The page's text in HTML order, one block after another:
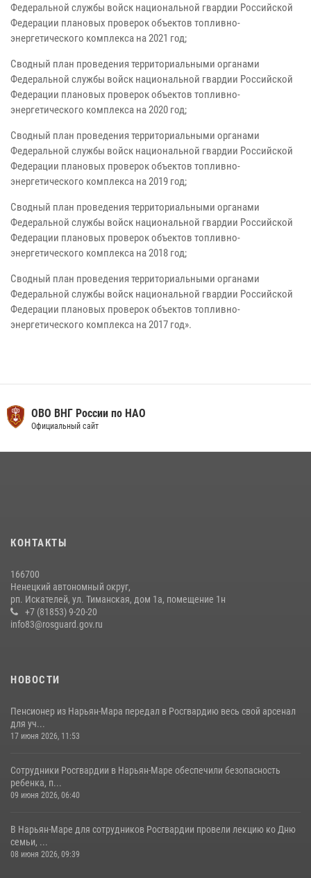
Федеральной службы войск национальной гвардии Российской
Федерации плановых проверок объектов топливно-
энергетического комплекса на 2021 год;
Сводный план проведения территориальными органами
Федеральной службы войск национальной гвардии Российской
Федерации плановых проверок объектов топливно-
энергетического комплекса на 2020 год;
Сводный план проведения территориальными органами
Федеральной службы войск национальной гвардии Российской
Федерации плановых проверок объектов топливно-
энергетического комплекса на 2019 год;
Сводный план проведения территориальными органами
Федеральной службы войск национальной гвардии Российской
Федерации плановых проверок объектов топливно-
энергетического комплекса на 2018 год;
Сводный план проведения территориальными органами
Федеральной службы войск национальной гвардии Российской
Федерации плановых проверок объектов топливно-
энергетического комплекса на 2017 год».
Администрация НАО
КОНТАКТЫ
166700
Ненецкий автономный округ,
рп. Искателей, ул. Тиманская, дом 1а, помещение 1н
+7 (81853) 9-20-20
info83@rosguard.gov.ru
НОВОСТИ
Пенсионер из Нарьян-Мара передал в Росгвардию весь свой арсенал
для уч...
17 июня 2026, 11:53
Сотрудники Росгвардии в Нарьян-Маре обеспечили безопасность
ребенка, п...
09 июня 2026, 06:40
В Нарьян-Маре для сотрудников Росгвардии провели лекцию ко Дню
семьи, ...
08 июня 2026, 09:39